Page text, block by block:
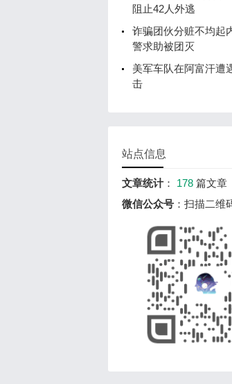
阻止42人外逃
诈骗团伙分赃不均起
警求助被团灭
美军车队在阿富汗遭
击
站点信息
文章统计： 178 篇文章
微信公众号 ：扫描二维